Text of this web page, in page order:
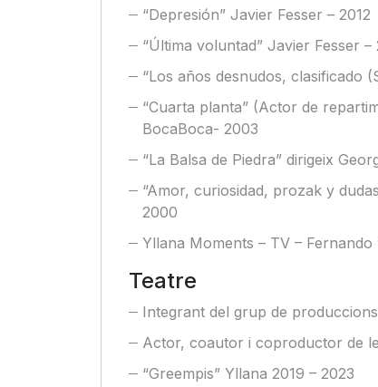
“Depresión” Javier Fesser – 2012
“Última voluntad” Javier Fesser –
“Los años desnudos, clasificado
“Cuarta planta” (Actor de
BocaBoca- 2003
“La Balsa de Piedra” dirigeix
“Amor, curiosidad, prozak y
2000
Yllana Moments – TV –
Teatre
Integrant del grup de
Actor, coautor i coproductor de
“Greempis” Yllana 2019 – 2023